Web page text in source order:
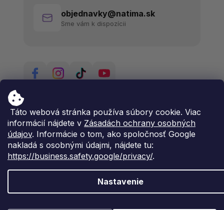
Táto webová stránka používa súbory cookie. Viac
informácií nájdete v Zásadách ochrany osobných
údajov. Informácie o tom, ako spoločnosť Google
nakladá s osobnými údajmi, nájdete tu:
https://business.safety.google/privacy/.
Nastavenie
objednavky@natima.sk
Sme vám k dispozícii
Vytvoril Shoptet Premium